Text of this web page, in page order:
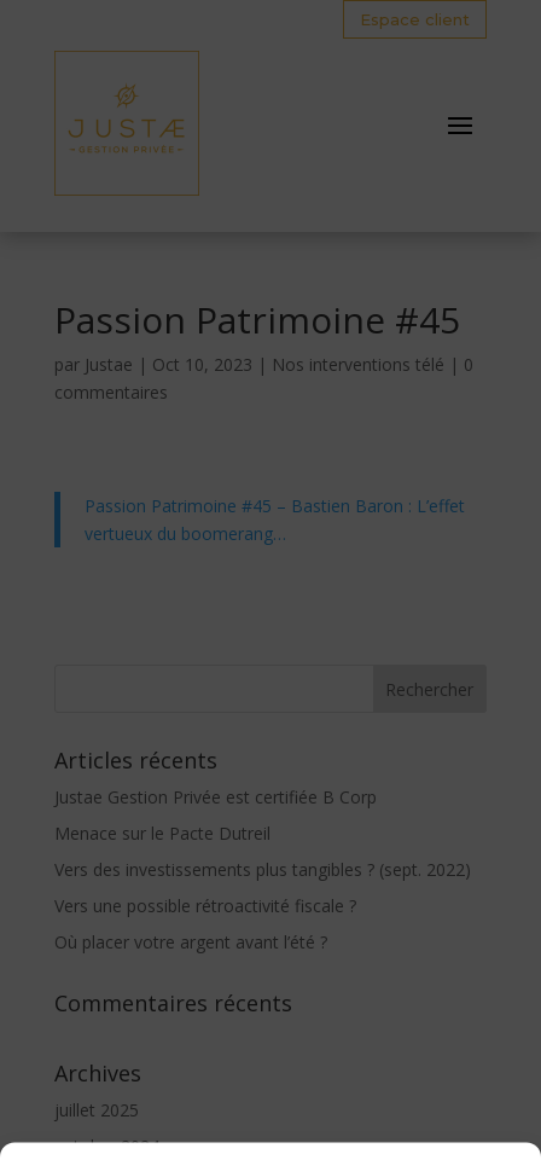
Espace client
Passion Patrimoine #45
par Justae | Oct 10, 2023 | Nos interventions télé | 0
commentaires
Passion Patrimoine #45 – Bastien Baron : L’effet
vertueux du boomerang…
Articles récents
Justae Gestion Privée est certifiée B Corp
Menace sur le Pacte Dutreil
Vers des investissements plus tangibles ? (sept. 2022)
Vers une possible rétroactivité fiscale ?
Où placer votre argent avant l’été ?
Commentaires récents
Archives
juillet 2025
octobre 2024